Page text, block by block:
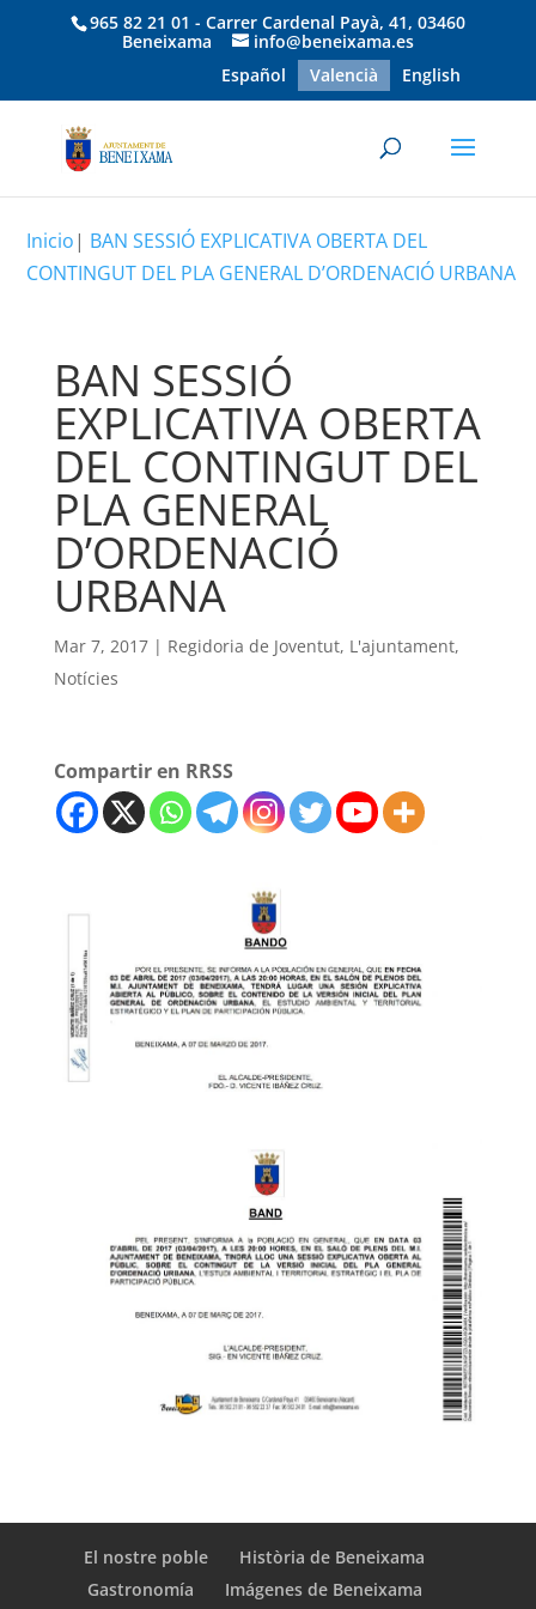
965 82 21 01 - Carrer Cardenal Payà, 41, 03460
Beneixama
info@beneixama.es
Español
Valencià English
Inicio| BAN SESSIÓ EXPLICATIVA OBERTA DEL
CONTINGUT DEL PLA GENERAL D’ORDENACIÓ URBANA
BAN SESSIÓ
EXPLICATIVA OBERTA
DEL CONTINGUT DEL
PLA GENERAL
D’ORDENACIÓ
URBANA
Mar 7, 2017| Regidoria de Joventut, L'ajuntament,
Notícies
Compartir en RRSS
El nostre poble
Història de Beneixama
Gastronomía
Imágenes de Beneixama